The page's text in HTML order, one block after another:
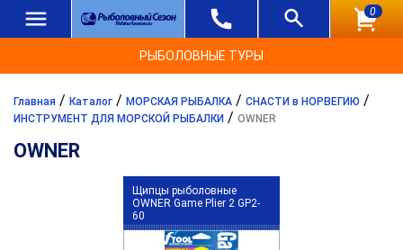
0
РЫБОЛОВНЫЕ ТУРЫ
Главная / Каталог / МОРСКАЯ РЫБАЛКА / СНАСТИ в НОРВЕГИЮ /
ИНСТРУМЕНТ ДЛЯ МОРСКОЙ РЫБАЛКИ / OWNER
OWNER
Щипцы рыболовные
OWNER Game Plier 2 GP2-
60